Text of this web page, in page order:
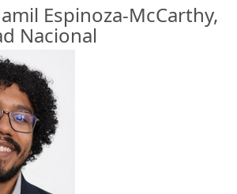
Espinoza-McCarthy,
Nacional